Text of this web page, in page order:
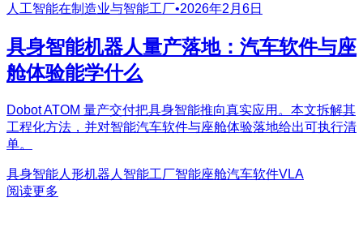
人工智能在制造业与智能工厂•2026年2月6日
具身智能机器人量产落地：汽车软件与座
舱体验能学什么
Dobot ATOM 量产交付把具身智能推向真实应用。本文拆解其
工程化方法，并对智能汽车软件与座舱体验落地给出可执行清
单。
具身智能人形机器人 智能工厂智能座舱汽车软件VLA
阅读更多